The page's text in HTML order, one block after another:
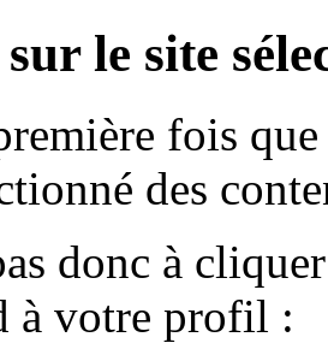
le site
fois
des
donc à
à votre profil :